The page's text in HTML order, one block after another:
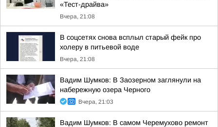
«Тест-драйва»
Вчера, 21:08
В соцсетях снова всплыл старый фейк про
холеру в питьевой воде
Вчера, 21:08
Вадим Шумков: В Заозерном заглянули на
набережную озера Черного
Вчера, 21:03
Вадим Шумков: В самом Черемухово ремонт